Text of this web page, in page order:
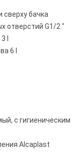
сверху бачка
отверстий G1/2 "
l
6 l
с гигиеническим
Alcaplast